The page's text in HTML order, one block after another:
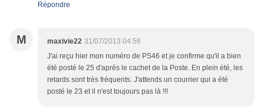
Répondre
M maxivie22 31/07/2013 04:56
J'ai reçu hier mon numéro de PS46 et je confirme qu'il a bien
été posté le 25 d'après le cachet de la Poste. En plein été, les
retards sont très fréquents. J'attends un courrier qui a été
posté le 23 et il n'est toujours pas là !!!